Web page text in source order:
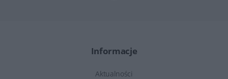
Informacje
Aktualności